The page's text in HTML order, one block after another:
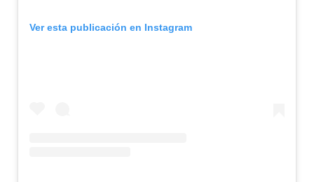
Ver esta publicación en Instagram